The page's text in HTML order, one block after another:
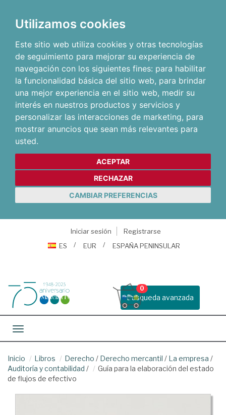
Utilizamos cookies
Este sitio web utiliza cookies y otras tecnologías
de seguimiento para mejorar su experiencia de
navegación con los siguientes fines: para habilitar
la funcionalidad básica del sitio web, para brindar
una mejor experiencia en el sitio web, medir su
interés en nuestros productos y servicios y
personalizar las interacciones de marketing, para
mostrar anuncios que sean más relevantes para
usted.
ACEPTAR
RECHAZAR
CAMBIAR PREFERENCIAS
Iniciar sesión
Registrarse
ES
EUR ESPAÑA PENINSULAR
Busqueda avanzada
0
Toggle navigation
Inicio Libros Derecho / Derecho mercantil / La empresa /
Auditoría y contabilidad /
Guía para la elaboración del estado
de flujos de efectivo